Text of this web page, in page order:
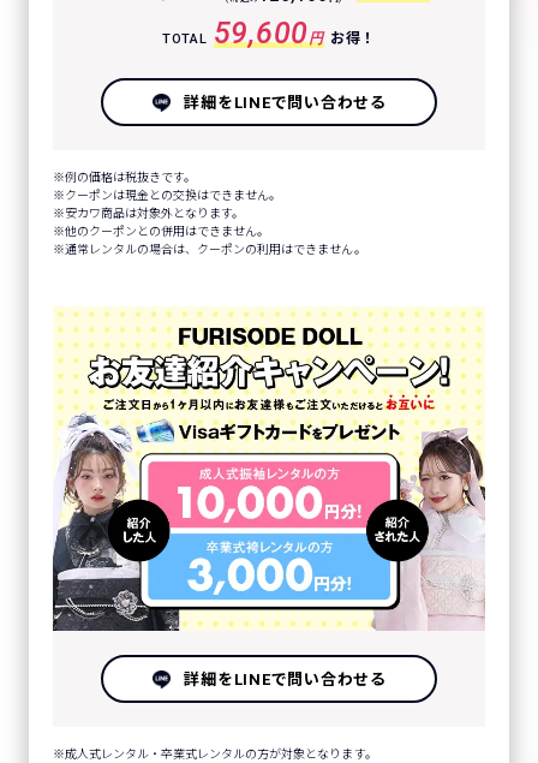
TOTAL 59,600円 お得！
詳細をLINEで問い合わせる
例の価格は税抜きです。
クーポンは現金との交換はできません。
安カワ商品は対象外となります。
他のクーポンとの併用はできません。
通常レンタルの場合は、クーポンの利用はできません。
詳細をLINEで問い合わせる
成人式レンタル・卒業式レンタルの方が対象となります。